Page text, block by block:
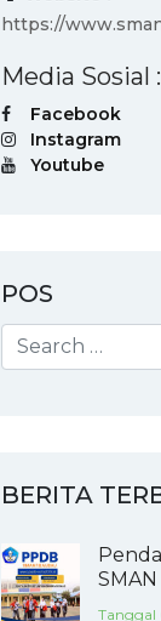
https://
Media Sosial :
Facebook
Instagram
Youtube
POS
BERITA
Tanggal